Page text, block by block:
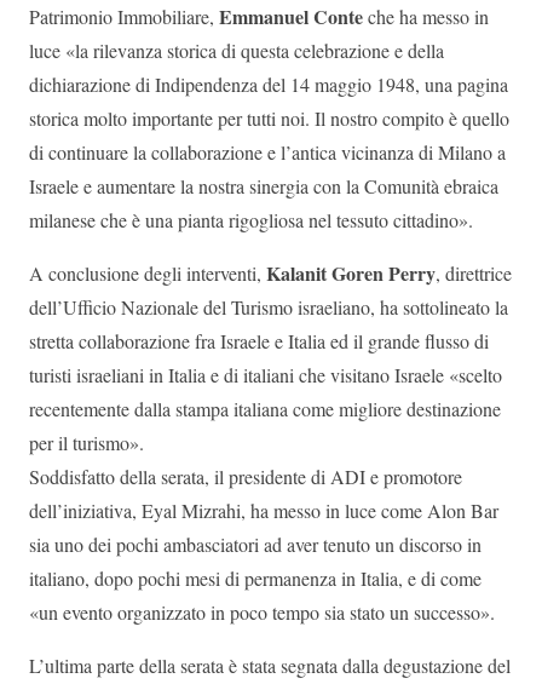
Patrimonio Immobiliare, Emmanuel Conteche ha messo in
luce «la rilevanza storica di questa celebrazione e della
dichiarazione di Indipendenza del 14 maggio 1948, una pagina
storica molto importante per tutti noi. Il nostro compito è quello
di continuare la collaborazione e l’antica vicinanza di Milano a
Israele e aumentare la nostra sinergia con la Comunità ebraica
milanese che è una pianta rigogliosa nel tessuto cittadino».
A conclusione degli interventi, Kalanit Goren Perry, direttrice
dell’Ufficio Nazionale del Turismo israeliano, ha sottolineato la
stretta collaborazione fra Israele e Italia ed il grande flusso di
turisti israeliani in Italia e di italiani che visitano Israele «scelto
recentemente dalla stampa italiana come migliore destinazione
per il turismo».
Soddisfatto della serata, il presidente di ADI e promotore
dell’iniziativa, Eyal Mizrahi, ha messo in luce come Alon Bar
sia uno dei pochi ambasciatori ad aver tenuto un discorso in
italiano, dopo pochi mesi di permanenza in Italia, e di come
«un evento organizzato in poco tempo sia stato un successo».
L’ultima parte della serata è stata segnata dalla degustazione del